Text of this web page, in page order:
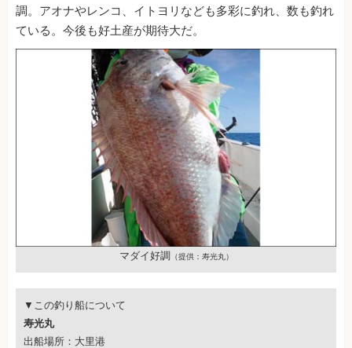
調。アオナやレンコ、イトヨリなども多彩に釣れ、数も釣れ
ている。今後も好土産が期待大だ。
マダイ好調 （提供：寿光丸）
▼この釣り船について
寿光丸
出船場所：大里港